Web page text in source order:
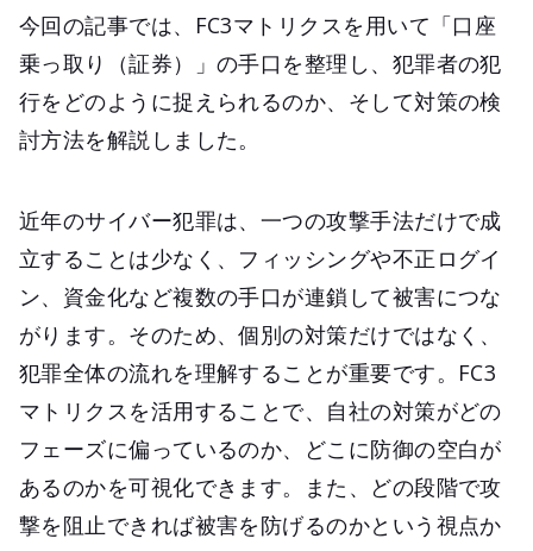
今回の記事では、FC3マトリクスを用いて「口座
乗っ取り（証券）」の手口を整理し、犯罪者の犯
行をどのように捉えられるのか、そして対策の検
討方法を解説しました。
近年のサイバー犯罪は、一つの攻撃手法だけで成
立することは少なく、フィッシングや不正ログイ
ン、資金化など複数の手口が連鎖して被害につな
がります。そのため、個別の対策だけではなく、
犯罪全体の流れを理解することが重要です。FC3
マトリクスを活用することで、自社の対策がどの
フェーズに偏っているのか、どこに防御の空白が
あるのかを可視化できます。また、どの段階で攻
撃を阻止できれば被害を防げるのかという視点か